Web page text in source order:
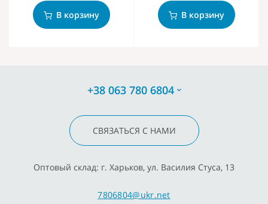
В корзину В корзину
+38 063 780 6804
СВЯЗАТЬСЯ С НАМИ
Оптовый склад: г. Харьков, ул. Василия Стуса, 13
7806804@ukr.net